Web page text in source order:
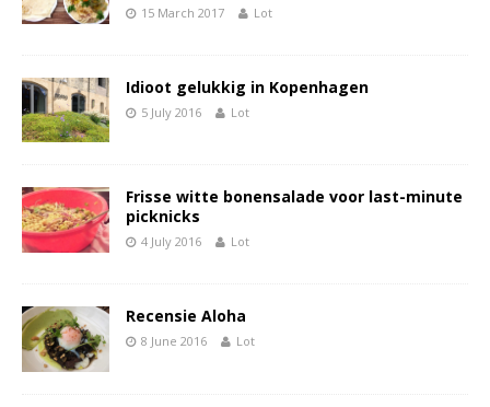
15 March 2017 Lot
Idioot gelukkig in Kopenhagen
5 July 2016 Lot
Frisse witte bonensalade voor last-minute
picknicks
4 July 2016 Lot
Recensie Aloha
8 June 2016 Lot